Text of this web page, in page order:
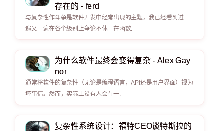
存在的 - ferd
与复杂性作斗争是软件开发中经常出现的主题，我已经看到过一
遍又一遍在各个级别上争论不休：在函数.
为什么软件最终会变得复杂 - Alex Gay
nor
通常将软件的复杂性（无论是编程语言，API还是用户界面）视为
坏事情。然而，实际上没有人会在一.
复杂性系统设计：福特CEO谈特斯拉的